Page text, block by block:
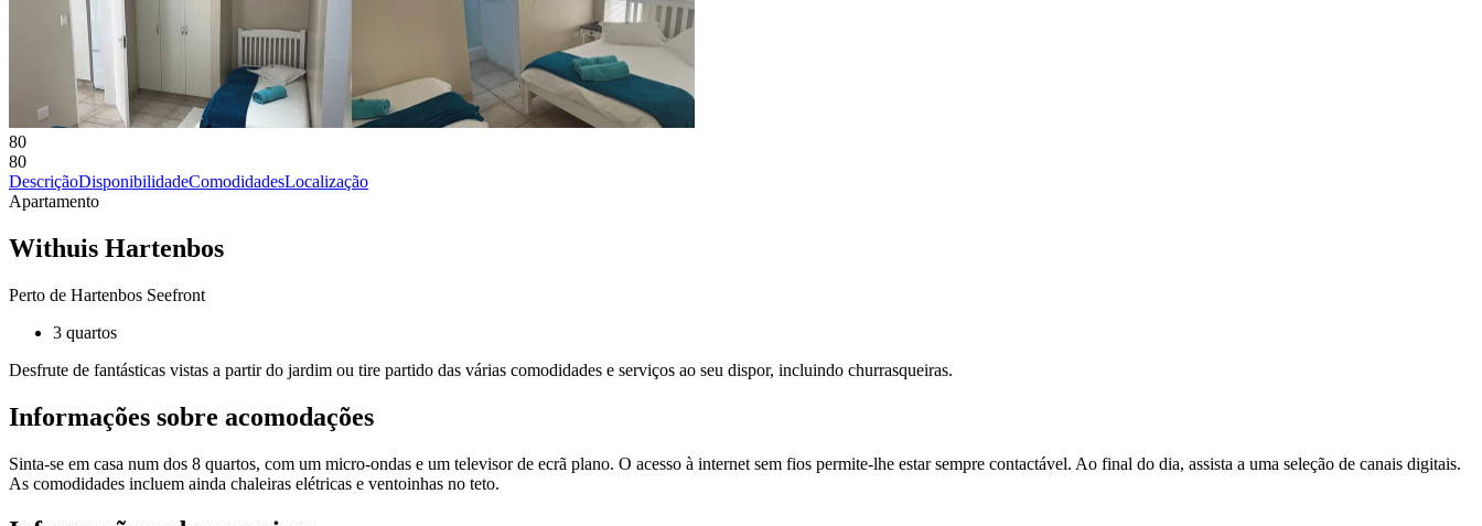
80
80
DescriçãoDisponibilidadeComodidadesLocalização
Apartamento
Withuis Hartenbos
Perto de Hartenbos Seefront
3 quartos
Desfrute de fantásticas vistas a partir do jardim ou tire partido das várias comodidades e serviços ao seu dispor, incluindo churrasqueiras.
Informações sobre acomodações
Sinta-se em casa num dos 8 quartos, com um micro-ondas e um televisor de ecrã plano. O acesso à internet sem fios permite-lhe estar sempre contactável. Ao final do dia, assista a uma seleção de canais digitais.
As comodidades incluem ainda chaleiras elétricas e ventoinhas no teto.